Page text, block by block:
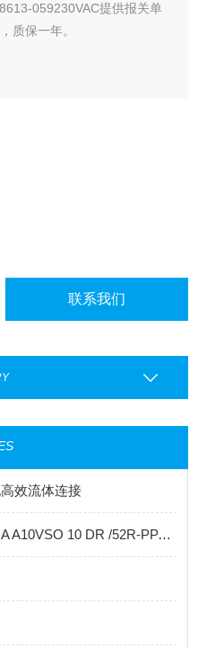
059230VAC提供报关单
质保一年。
联系我们
效流体连接
Rexrorh力士乐R910990406 A A10VSO 10 DR /52R-PPA14N00柱塞泵